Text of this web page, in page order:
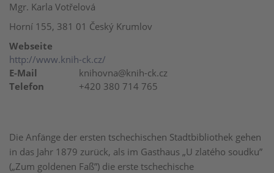
Die Anfänge der ersten tschechischen Stadtbibliothek gehen
in das Jahr 1879 zurück, als im Gasthaus „U zlatého soudku”
(„Zum goldenen Faß”) die erste tschechische
Mgr. Karla Votřelová
Horní 155, 381 01 Český Krumlov
Webseite
http://www.knih-ck.cz/
E-Mail
knihovna@knih-ck.cz
Telefon
+420 380 714 765